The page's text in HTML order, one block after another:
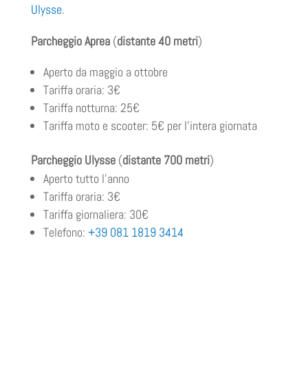
Ulysse.
Parcheggio Aprea(distante 40 metri)
Aperto da maggio a ottobre
Tariffa oraria: 3€
Tariffa notturna: 25€
Tariffa moto e scooter: 5€ per l’intera giornata
Parcheggio Ulysse(distante 700 metri)
Aperto tutto l’anno
Tariffa oraria: 3€
Tariffa giornaliera: 30€
Telefono: +39 081 1819 3414